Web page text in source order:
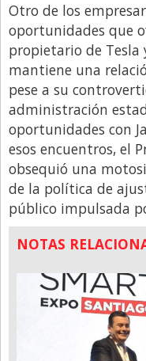
Otro de los
oportunidades que
propietario de Tesla
mantiene una
pese a su
administración
oportunidades con
esos encuentros, el
obsequió una
de la política de
público impulsada
NOTAS